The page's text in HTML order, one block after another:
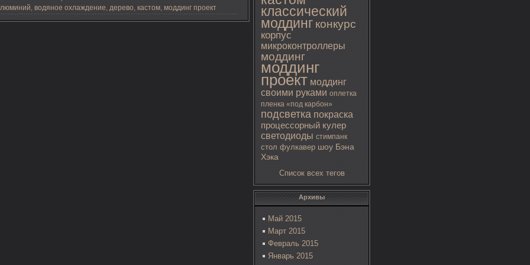
классический
моддинг конкурс
корпус
микроконтроллеры
моддинг
моддинг
проект моддинг
своими руками оплетка
пленка «под карбон»
подсветка покраска
процессорный кулер
светодиоды стимпанк
стол фулкавер шоу Бэна
Хэка
Список всех тегов
Архивы
Май 2015
Март 2015
Февраль 2015
Январь 2015
, водяное охлаждение, дерево, кастом, моддинг проект